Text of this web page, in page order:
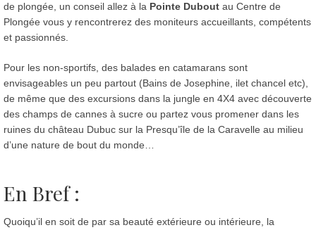
de plongée, un conseil allez à la Pointe Dubout au Centre de
Plongée vous y rencontrerez des moniteurs accueillants, compétents
et passionnés.
Pour les non-sportifs, des balades en catamarans sont
envisageables un peu partout (Bains de Josephine, ilet chancel etc),
de même que des excursions dans la jungle en 4X4 avec découverte
des champs de cannes à sucre ou partez vous promener dans les
ruines du château Dubuc sur la Presqu’île de la Caravelle au milieu
d’une nature de bout du monde…
En Bref :
Quoiqu’il en soit de par sa beauté extérieure ou intérieure, la